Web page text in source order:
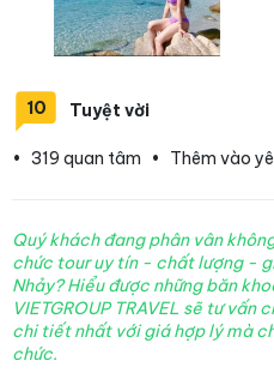
10 Tuyệt vời
• 319 quan tâm • Thêm vào
Quý khách đang phân vân
chức tour uy tín - chất lượng -
Nhảy? Hiểu được những băn
VIETGROUP TRAVEL sẽ tư
chi tiết nhất với giá hợp lý mà
chức.